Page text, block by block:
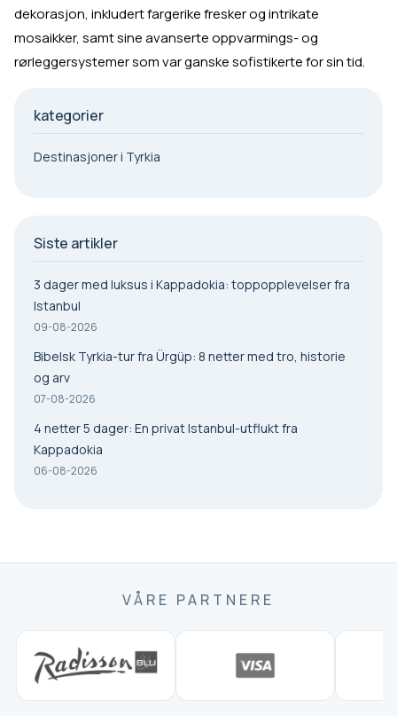
dekorasjon, inkludert fargerike fresker og intrikate
mosaikker, samt sine avanserte oppvarmings- og
rørleggersystemer som var ganske sofistikerte for sin tid.
kategorier
Destinasjoner i Tyrkia
Siste artikler
3 dager med luksus i Kappadokia: toppopplevelser fra
Istanbul
09-08-2026
Bibelsk Tyrkia-tur fra Ürgüp: 8 netter med tro, historie
og arv
07-08-2026
4 netter 5 dager: En privat Istanbul-utflukt fra
Kappadokia
06-08-2026
VÅRE PARTNERE